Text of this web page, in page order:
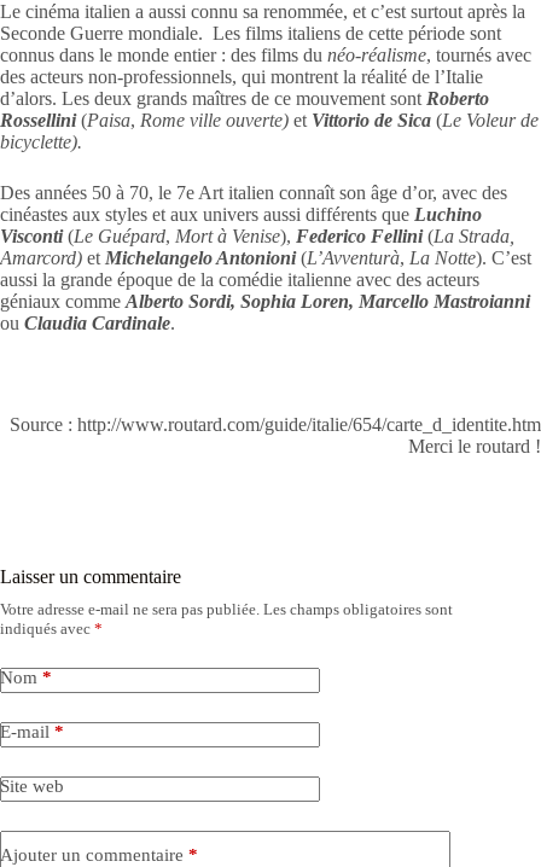
Le cinéma italien a aussi connu sa renommée, et c’est surtout après la
Seconde Guerre mondiale. Les films italiens de cette période sont
connus dans le monde entier : des films du néo-réalisme, tournés avec
des acteurs non-professionnels, qui montrent la réalité de l’Italie
d’alors. Les deux grands maîtres de ce mouvement sont Roberto
Rossellini(Paisa, Rome ville ouverte) et Vittorio de Sica (Le Voleur de
bicyclette).
Des années 50 à 70, le 7e Art italien connaît son âge d’or, avec des
cinéastes aux styles et aux univers aussi différents que Luchino
Visconti(Le Guépard, Mort à Venise), Federico Fellini(La Strada,
Amarcord) et Michelangelo Antonioni(L’Avventurà, La Notte). C’est
aussi la grande époque de la comédie italienne avec des acteurs
géniaux comme Alberto Sordi, Sophia Loren, Marcello Mastroianni
ou Claudia Cardinale.
Source : http://www.routard.com/guide/italie/654/carte_d_identite.htm
Merci le routard !
Laisser un commentaire
Votre adresse e-mail ne sera pas publiée. Les champs obligatoires sont
indiqués avec *
Nom *
E-mail *
Site web
Ajouter un commentaire *